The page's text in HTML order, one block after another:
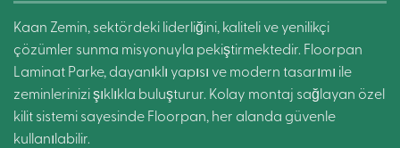
Kaan Zemin, sektördeki liderliğini, kaliteli ve yenilikçi
çözümler sunma misyonuyla pekiştirmektedir. Floorpan
Laminat Parke, dayanıklı yapısı ve modern tasarımı ile
zeminlerinizi şıklıkla buluşturur. Kolay montaj sağlayan özel
kilit sistemi sayesinde Floorpan, her alanda güvenle
kullanılabilir.